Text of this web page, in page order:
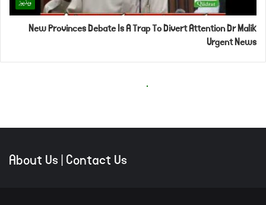
About Us|Contact Us